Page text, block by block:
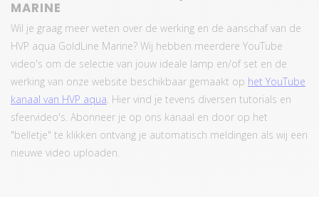
MARINE
Wil je graag meer weten over de werking en de aanschaf van de
HVP aqua GoldLine Marine? Wij hebben meerdere YouTube
video's om de selectie van jouw ideale lamp en/of set en de
werking van onze website beschikbaar gemaakt op het YouTube
kanaal van HVP aqua. Hier vind je tevens diversen tutorials en
sfeervideo's. Abonneer je op ons kanaal en door op het
"belletje" te klikken ontvang je automatisch meldingen als wij een
nieuwe video uploaden.